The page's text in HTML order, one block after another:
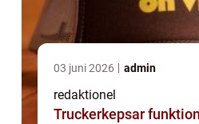
03 juni 2026 admin
redaktionel
Truckerkepsar funktion, stil och smarta